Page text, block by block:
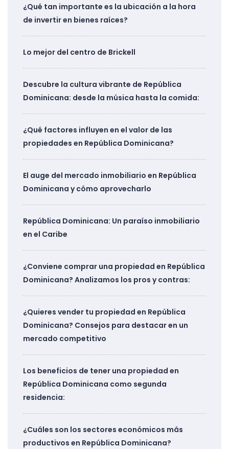
¿Qué tan importante es la ubicación a la hora
de invertir en bienes raíces?
Lo mejor del centro de Brickell
Descubre la cultura vibrante de República
Dominicana: desde la música hasta la comida:
¿Qué factores influyen en el valor de las
propiedades en República Dominicana?
El auge del mercado inmobiliario en República
Dominicana y cómo aprovecharlo
República Dominicana: Un paraíso inmobiliario
en el Caribe
¿Conviene comprar una propiedad en República
Dominicana? Analizamos los pros y contras:
¿Quieres vender tu propiedad en República
Dominicana? Consejos para destacar en un
mercado competitivo
Los beneficios de tener una propiedad en
República Dominicana como segunda
residencia:
¿Cuáles son los sectores económicos más
productivos en República Dominicana?